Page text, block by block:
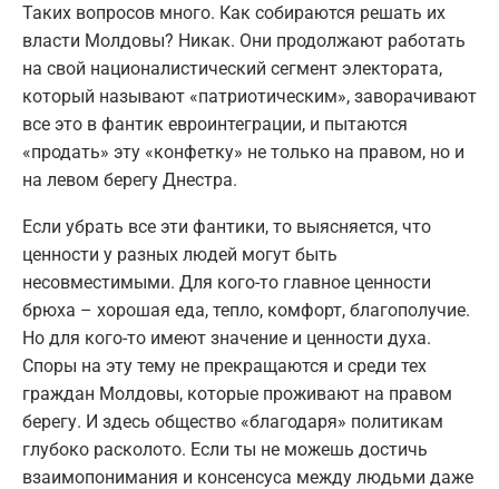
Таких вопросов много. Как собираются решать их
власти Молдовы? Никак. Они продолжают работать
на свой националистический сегмент электората,
который называют «патриотическим», заворачивают
все это в фантик евроинтеграции, и пытаются
«продать» эту «конфетку» не только на правом, но и
на левом берегу Днестра.
Если убрать все эти фантики, то выясняется, что
ценности у разных людей могут быть
несовместимыми. Для кого-то главное ценности
брюха – хорошая еда, тепло, комфорт, благополучие.
Но для кого-то имеют значение и ценности духа.
Споры на эту тему не прекращаются и среди тех
граждан Молдовы, которые проживают на правом
берегу. И здесь общество «благодаря» политикам
глубоко расколото. Если ты не можешь достичь
взаимопонимания и консенсуса между людьми даже